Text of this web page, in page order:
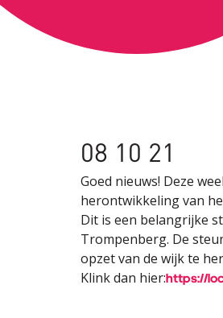
08 10 21
Goed nieuws! Deze
herontwikkeling van
Dit is een belangrijke
Trompenberg. De
opzet van de wijk te
Klink dan hier:https://